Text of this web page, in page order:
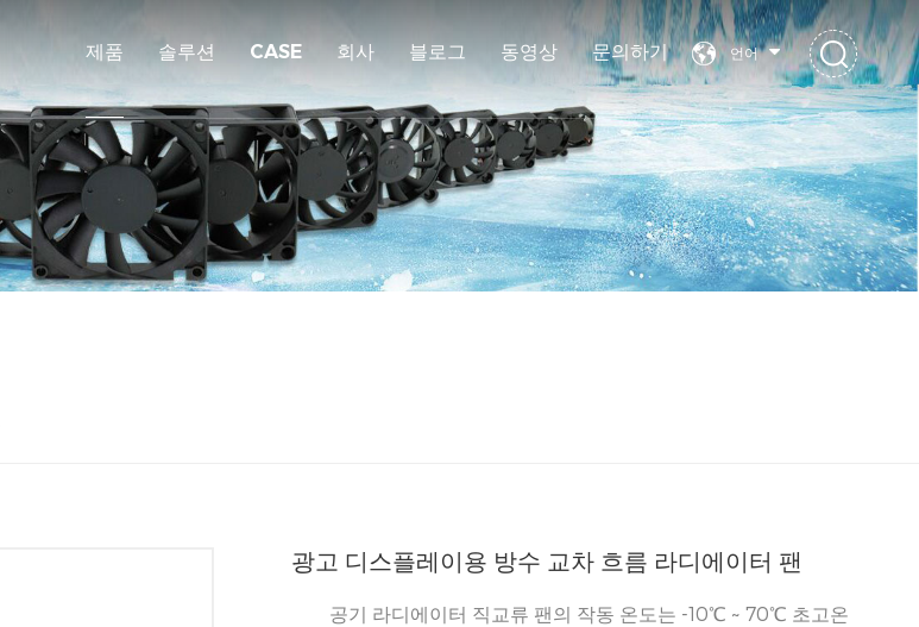
언어
제품 솔루션 CASE 회사 블로그 동영상 문의하기
광고 디스플레이용 방수 교차 흐름 라디에이터 팬
공기 라디에이터 직교류 팬의 작동 온도는 -10℃ ~ 70℃ 초고온